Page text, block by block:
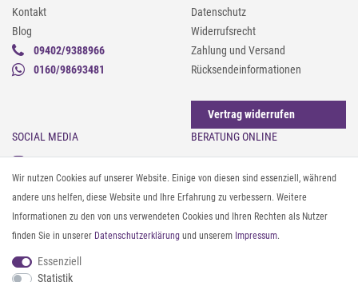
Kontakt
Blog
09402/9388966
0160/98693481
Datenschutz
Widerrufsrecht
Zahlung und Versand
Rücksendeinformationen
Vertrag widerrufen
SOCIAL MEDIA
Instagram
Facebook
Pinterest
Twitter
Youtube
Threads
BERATUNG ONLINE
Gürtel messen & kürzen
Sonnenbrillen & UV-Schutz
Textilpflege
Textil- und Material-Guide
Geldbörse richtig organisieren
Wir nutzen Cookies auf unserer Website. Einige von diesen sind essenziell, während
andere uns helfen, diese Website und Ihre Erfahrung zu verbessern. Weitere
Informationen zu den von uns verwendeten Cookies und Ihren Rechten als Nutzer
finden Sie in unserer Daten­schutz­erklärung und unserem Impressum.
Essenziell
Statistik